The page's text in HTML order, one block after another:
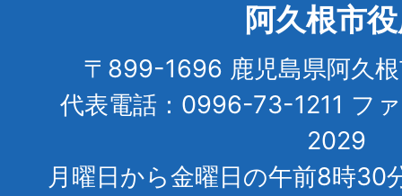
阿久根市
〒899-1696 鹿児島県阿久
代表電話：0996-73-1211 フ
2029
月曜日から金曜日の午前8時30